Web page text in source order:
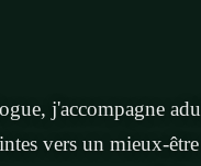
j'accompagne
vers un mieux-